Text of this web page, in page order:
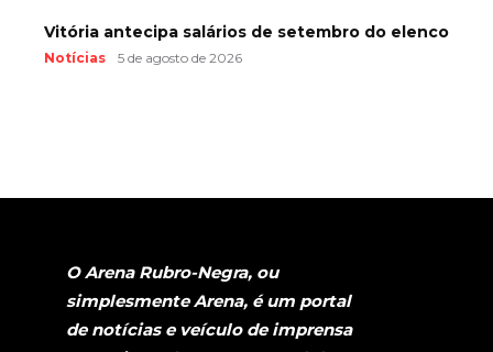
Vitória antecipa salários de setembro do elenco
Notícias 5 de agosto de 2026
O Arena Rubro-Negra, ou
simplesmente Arena, é um portal
de notícias e veículo de imprensa